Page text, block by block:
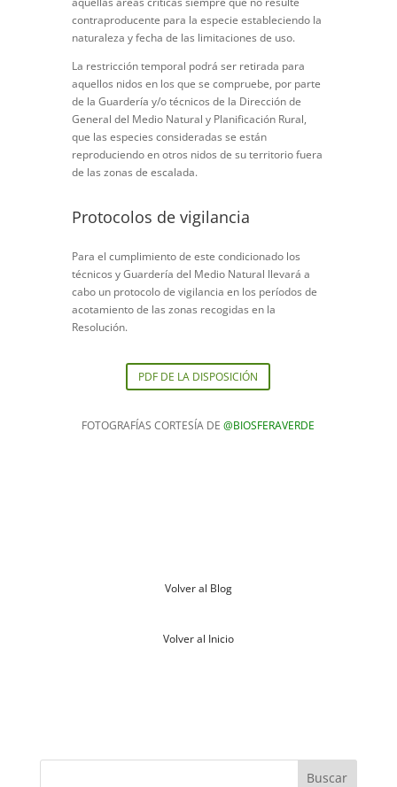
contraproducente para la especie estableciendo la
naturaleza y fecha de las limitaciones de uso.
La restricción temporal podrá ser retirada para
aquellos nidos en los que se compruebe, por parte
de la Guardería y/o técnicos de la Dirección de
General del Medio Natural y Planificación Rural,
que las especies consideradas se están
reproduciendo en otros nidos de su territorio fuera
de las zonas de escalada.
Protocolos de vigilancia
Para el cumplimiento de este condicionado los
técnicos y Guardería del Medio Natural llevará a
cabo un protocolo de vigilancia en los períodos de
acotamiento de las zonas recogidas en la
Resolución.
PDF DE LA DISPOSICIÓN
FOTOGRAFÍAS CORTESÍA DE@BIOSFERAVERDE
Volver al Blog
Volver al Inicio